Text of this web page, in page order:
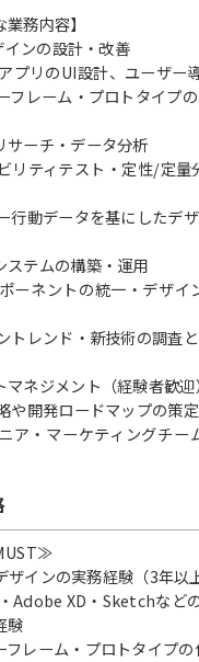
の実現させる世界に
私もしくは人事とお
です。
プラットフォームブ
所有者と不動産会社
新しいプラットフォ
です。
の中でも比較的手の
を中心とした投資用不
市場における流動性
築すべく企画開発いた
ない部分も多いもので
タが共有されること
れます。
題解決に留まらず、
面する各課題に対して
業務内容】
インの設計・改善
プリのUI設計、ユーザー
フレーム・プロトタイプ
サーチ・データ分析
リティテスト・定性/定量
⾏動データを基にしたデ
ステムの構築・運⽤
ーネントの統⼀・デザイ
トレンド・新技術の調査
マネジメント（経験者歓
や開発ロードマップの策
ア・マーケティングチー
ザインの実務経験（3年以上
Adobe XD・Sketchなど
験
フレーム・プロトタイプ